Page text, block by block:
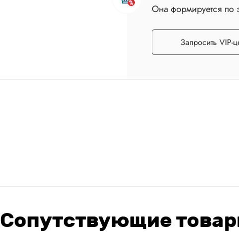
Она формируется по
Запросить VIP-
Сопутствующие